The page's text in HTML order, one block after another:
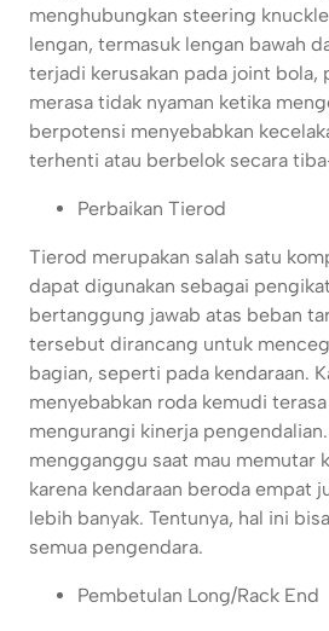
menghubungkan steering
lengan, termasuk lengan bawah
terjadi kerusakan pada joint bola,
merasa tidak nyaman ketika
berpotensi menyebabkan
terhenti atau berbelok secara
Perbaikan Tierod
Tierod merupakan salah satu
dapat digunakan sebagai
bertanggung jawab atas beban
tersebut dirancang untuk
bagian, seperti pada kendaraan.
menyebabkan roda kemudi
mengurangi kinerja
mengganggu saat mau memutar
karena kendaraan beroda empat
lebih banyak. Tentunya, hal ini
semua pengendara.
Pembetulan Long/Rack End